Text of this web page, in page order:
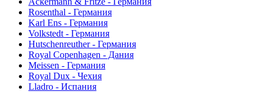
Rosenthal - Германия
Karl Ens - Германия
Volkstedt - Германия
Hutschenreuther - Германия
Royal Copenhagen - Дания
Meissen - Германия
Royal Dux - Чехия
Lladro - Испания